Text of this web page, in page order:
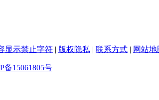
显示禁止字符 | 版权隐私 | 联系方式 | 网站地
备15061805号